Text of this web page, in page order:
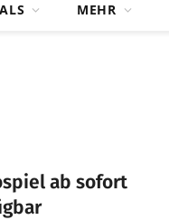
MEHR
ab sofort